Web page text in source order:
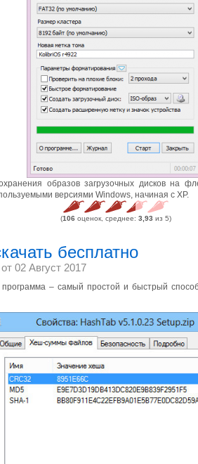
образов загрузочных дисков на
версиями Windows, начиная с XP.
(106 оценок, среднее: 3,93 из 5)
бесплатно
02 Август 2017
программа – самый простой и быстрый